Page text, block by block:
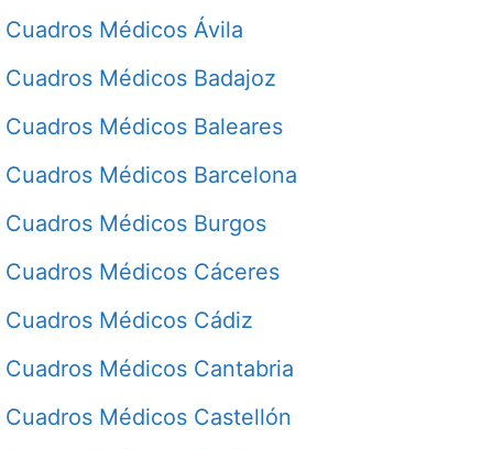
Cuadros Médicos Ávila
Cuadros Médicos Badajoz
Cuadros Médicos Baleares
Cuadros Médicos Barcelona
Cuadros Médicos Burgos
Cuadros Médicos Cáceres
Cuadros Médicos Cádiz
Cuadros Médicos Cantabria
Cuadros Médicos Castellón